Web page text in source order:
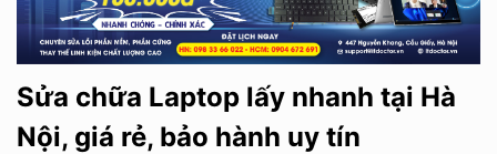
Sửa chữa Laptop lấy nhanh tại Hà
Nội, giá rẻ, bảo hành uy tín